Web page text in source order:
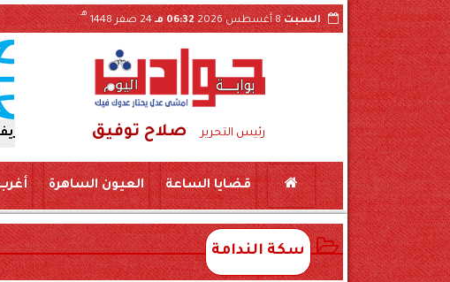
السبت8 أغسطس 2026 06:32 مـ 24 صفر 1448
هـ
رئيس التحرير صلاح توفيق
حبس «لواء مزيف» ومستشار وهمي 3 سنوات بتهمة النصب على شركة والاستيلاء بمركز المراغة سوهاج
قضايا الساعة العيون الساهرة
سكة الندامة